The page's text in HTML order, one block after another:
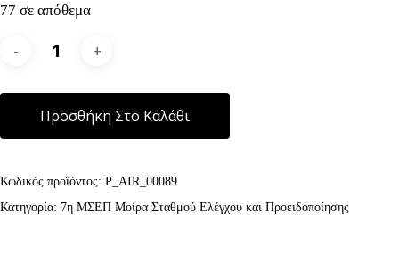
77 σε απόθεμα
Προσθήκη Στο Καλάθι
Κωδικός προϊόντος: P_AIR_00089
Κατηγορία: 7η ΜΣΕΠ Μοίρα Σταθμού Ελέγχου και Προειδοποίησης